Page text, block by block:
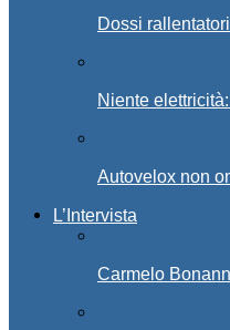
Dossi
Niente
Autovelox non
L’Intervista
Carmelo